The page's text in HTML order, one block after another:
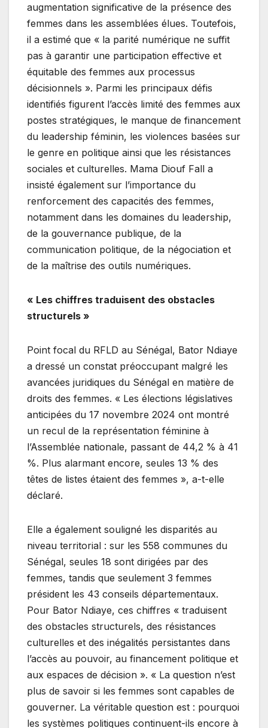
augmentation significative de la présence des
femmes dans les assemblées élues. Toutefois,
il a estimé que « la parité numérique ne suffit
pas à garantir une participation effective et
équitable des femmes aux processus
décisionnels ». Parmi les principaux défis
identifiés figurent l’accès limité des femmes aux
postes stratégiques, le manque de financement
du leadership féminin, les violences basées sur
le genre en politique ainsi que les résistances
sociales et culturelles. Mama Diouf Fall a
insisté également sur l’importance du
renforcement des capacités des femmes,
notamment dans les domaines du leadership,
de la gouvernance publique, de la
communication politique, de la négociation et
de la maîtrise des outils numériques.
« Les chiffres traduisent des obstacles
structurels »
Point focal du RFLD au Sénégal, Bator Ndiaye
a dressé un constat préoccupant malgré les
avancées juridiques du Sénégal en matière de
droits des femmes. « Les élections législatives
anticipées du 17 novembre 2024 ont montré
un recul de la représentation féminine à
l’Assemblée nationale, passant de 44,2 % à 41
%. Plus alarmant encore, seules 13 % des
têtes de listes étaient des femmes », a-t-elle
déclaré.
Elle a également souligné les disparités au
niveau territorial : sur les 558 communes du
Sénégal, seules 18 sont dirigées par des
femmes, tandis que seulement 3 femmes
président les 43 conseils départementaux.
Pour Bator Ndiaye, ces chiffres « traduisent
des obstacles structurels, des résistances
culturelles et des inégalités persistantes dans
l’accès au pouvoir, au financement politique et
aux espaces de décision ». « La question n’est
plus de savoir si les femmes sont capables de
gouverner. La véritable question est : pourquoi
les systèmes politiques continuent-ils encore à